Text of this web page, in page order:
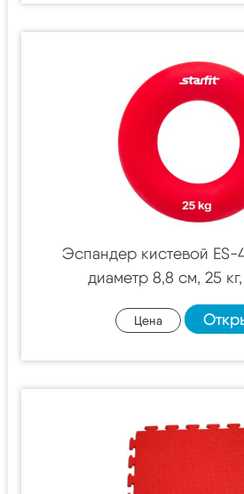
Эспандер кистевой ES-
диаметр 8,8 см, 25
Цена